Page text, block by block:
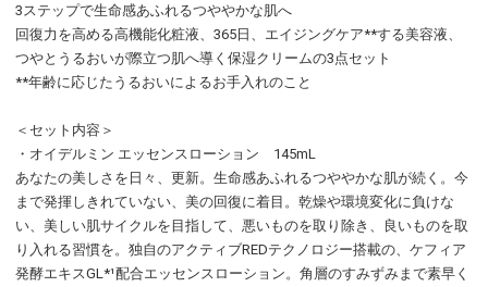
3ステップで生命感あふれるつややかな肌へ
回復力を高める高機能化粧液、365日、エイジングケア**する美容液、
つやとうるおいが際立つ肌へ導く保湿クリームの3点セット
**年齢に応じたうるおいによるお手入れのこと
＜セット内容＞
・オイデルミン エッセンスローション 145mL
あなたの美しさを日々、更新。生命感あふれるつややかな肌が続く。今
まで発揮しきれていない、美の回復に着目。乾燥や環境変化に負けな
い、美しい肌サイクルを目指して、悪いものを取り除き、良いものを取
り入れる習慣を。独自のアクティブREDテクノロジー搭載の、ケフィア
発酵エキスGL*¹配合エッセンスローション。角層のすみずみまで素早く